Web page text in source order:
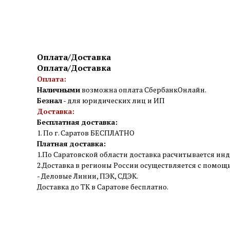
Оплата/Доставка
Оплата/Доставка
Оплата:
Наличными возможна оплата СбербанкОнлайн.
Безнал- для юридических лиц и ИП
Доставка:
Бесплатная доставка:
1. По г. Саратов БЕСПЛАТНО
Платная доставка:
1.По Саратовской области доставка расчитывается
2.Доставка в регионы России осуществляется с
- Деловые Линии, ПЭК, СДЭК.
Доставка до ТК в Саратове бесплатно.